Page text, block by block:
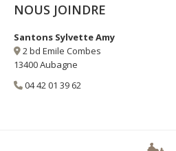
NOUS JOINDRE
Santons Sylvette Amy
2 bd Emile Combes
13400 Aubagne
04 42 01 39 62